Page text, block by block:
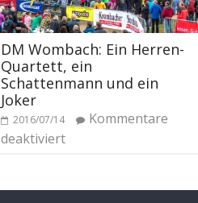
DM Wombach: Ein Herren-
Quartett, ein
Schattenmann und ein
Joker
2016/07/14
Kommentare
deaktiviert